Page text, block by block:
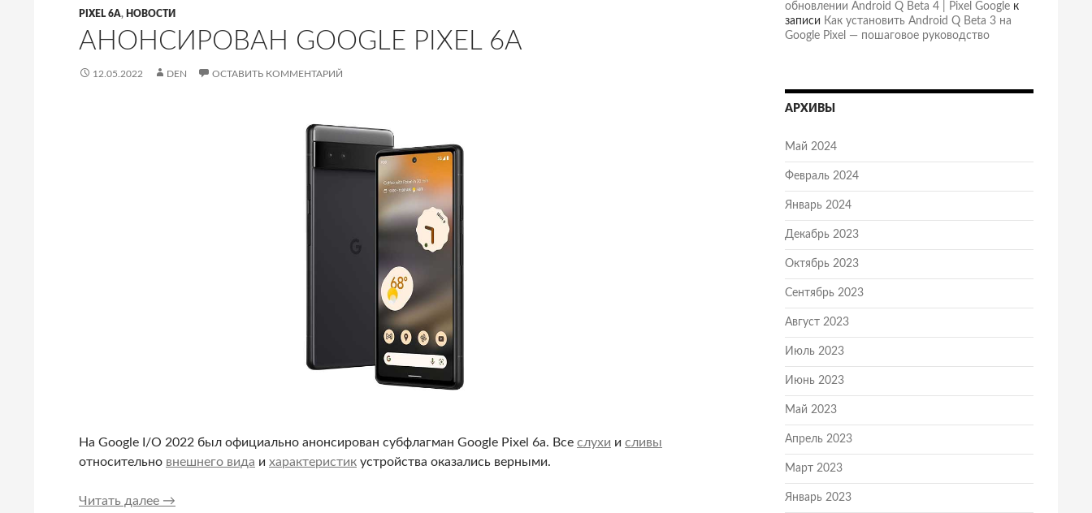
PIXEL 6A, НОВОСТИ
АНОНСИРОВАН GOOGLE PIXEL 6A
12.05.2022 DEN ОСТАВИТЬ КОММЕНТАРИЙ
На Google I/O 2022 был официально анонсирован субфлагман Google Pixel 6a. Все слухи и сливы
относительно внешнего вида и характеристик устройства оказались верными.
Читать далее Анонсирован Google Pixel 6a
→
обновлении Android Q Beta 4 | Pixel Google к
записи Как установить Android Q Beta 3 на
Google Pixel — пошаговое руководство
АРХИВЫ
Май 2024
Февраль 2024
Январь 2024
Декабрь 2023
Октябрь 2023
Сентябрь 2023
Август 2023
Июль 2023
Июнь 2023
Май 2023
Апрель 2023
Март 2023
Январь 2023